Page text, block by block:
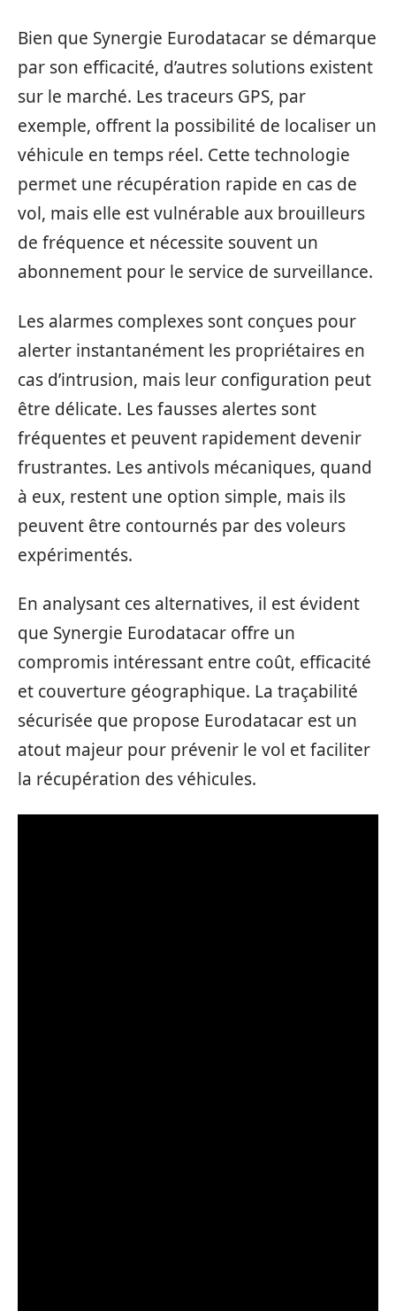
Bien que Synergie Eurodatacar se démarque
par son efficacité, d’autres solutions existent
sur le marché. Les traceurs GPS, par
exemple, offrent la possibilité de localiser un
véhicule en temps réel. Cette technologie
permet une récupération rapide en cas de
vol, mais elle est vulnérable aux brouilleurs
de fréquence et nécessite souvent un
abonnement pour le service de surveillance.
Les alarmes complexes sont conçues pour
alerter instantanément les propriétaires en
cas d’intrusion, mais leur configuration peut
être délicate. Les fausses alertes sont
fréquentes et peuvent rapidement devenir
frustrantes. Les antivols mécaniques, quand
à eux, restent une option simple, mais ils
peuvent être contournés par des voleurs
expérimentés.
En analysant ces alternatives, il est évident
que Synergie Eurodatacar offre un
compromis intéressant entre coût, efficacité
et couverture géographique. La traçabilité
sécurisée que propose Eurodatacar est un
atout majeur pour prévenir le vol et faciliter
la récupération des véhicules.